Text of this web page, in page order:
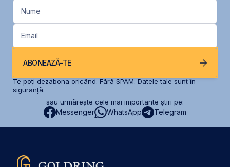
Nume
Email
ABONEAZĂ-TE
Te poți dezabona oricând. Fără SPAM. Datele tale sunt în
siguranță.
sau urmărește cele mai importante știri pe:
Messenger WhatsApp Telegram